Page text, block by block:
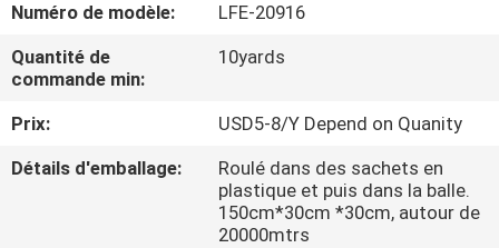
VISITE
CONTRÔLE
Numéro de modèle:
LFE-20916
Quantité de
commande min:
10yards
Prix:
USD5-8/Y Depend on Quanity
Détails d'emballage:
Roulé dans des sachets en
plastique et puis dans la balle.
150cm*30cm *30cm, autour de
20000mtrs